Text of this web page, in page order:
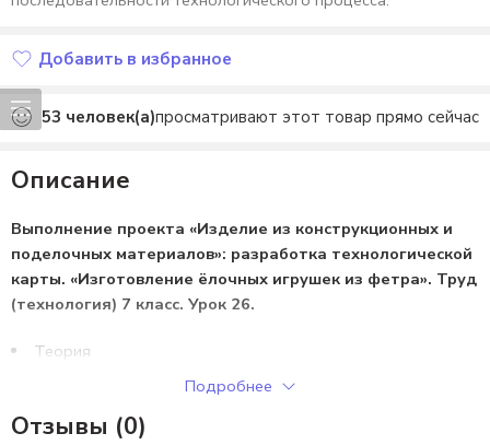
Добавить в избранное
Добавлено в избранное
53 человек(а)просматривают этот товар прямо сейчас
Описание
Выполнение проекта «Изделие из конструкционных и
поделочных материалов»: разработка технологической
карты. «Изготовление ёлочных игрушек из фетра». Труд
(технология) 7 класс. Урок 26.
Теория
Технологическая карта
Оценочная таблица
Подробнее
Отзывы (0)